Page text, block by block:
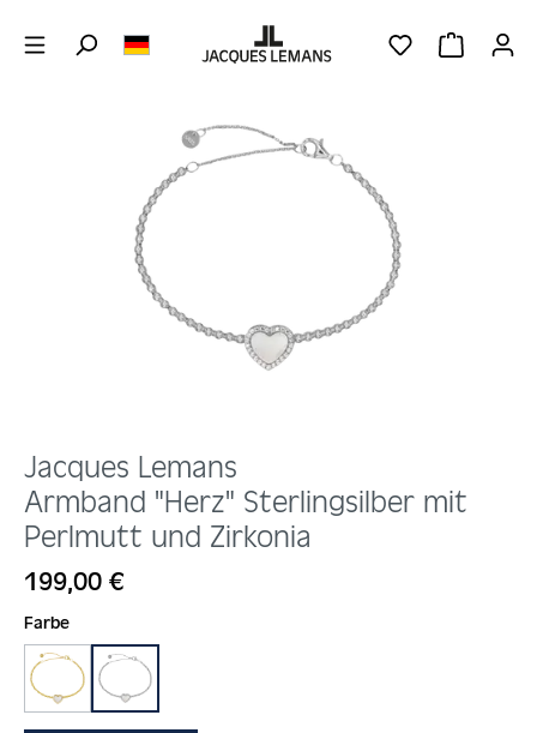
DU HAST 0
Bildergalerie überspringen
Jacques Lemans
Armband "Herz" Sterlingsilber mit
Perlmutt und Zirkonia
Regulärer Preis:
199,00 €
Farbeauswählen
gold silber